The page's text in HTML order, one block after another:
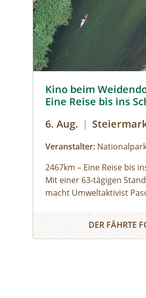
Kino beim
Eine Reise bis ins
6. Aug. |
Veranstalter:
2467km – Eine Reise bis
Mit einer 63-tägigen
macht Umweltaktivist
München aus über Isar
Schwarzen Meer. Regie:
Kino beim Weidendom:
DER FÄHRTE